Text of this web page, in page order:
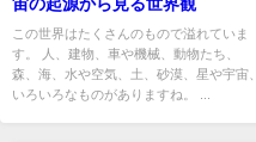
この世界はたくさんのもので溢れていま
す。 人、建物、車や機械、動物たち、
森、海、水や空気、土、砂漠、星や宇宙、
いろいろなものがありますね。 ...